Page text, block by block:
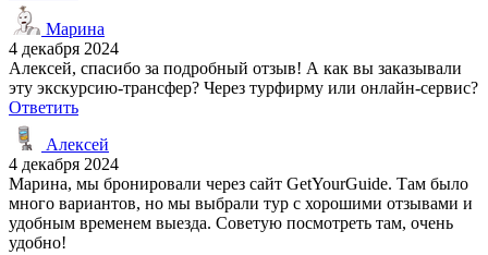
Марина
4 декабря 2024
Алексей, спасибо за подробный отзыв! А как вы заказывали
эту экскурсию-трансфер? Через турфирму или онлайн-сервис?
Ответить
Алексей
4 декабря 2024
Марина, мы бронировали через сайт GetYourGuide. Там было
много вариантов, но мы выбрали тур с хорошими отзывами и
удобным временем выезда. Советую посмотреть там, очень
удобно!